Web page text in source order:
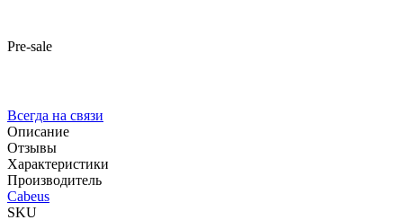
Pre-sale
Всегда на связи
Описание
Отзывы
Характеристики
Производитель
Cabeus
SKU